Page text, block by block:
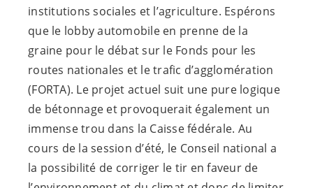
institutions sociales et l’agriculture. Espérons
que le lobby automobile en prenne de la
graine pour le débat sur le Fonds pour les
routes nationales et le trafic d’agglomération
(FORTA). Le projet actuel suit une pure logique
de bétonnage et provoquerait également un
immense trou dans la Caisse fédérale. Au
cours de la session d’été, le Conseil national a
la possibilité de corriger le tir en faveur de